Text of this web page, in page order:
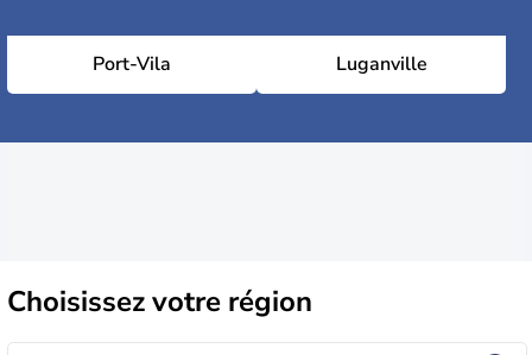
Port-Vila Luganville
Choisissezvotre région